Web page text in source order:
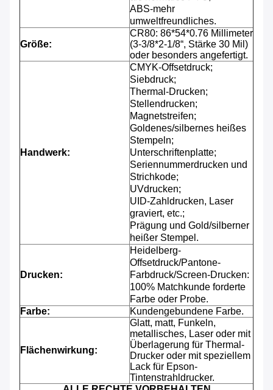
ABS-mehr
umweltfreundliches.
Größe:
CR80: 86*54*0.76 Millimeter
(3-3/8*2-1/8“, Stärke 30 Mil)
oder besonders angefertigt.
Handwerk:
CMYK-Offsetdruck;
Siebdruck;
Thermal-Drucken;
Stellendrucken;
Magnetstreifen;
Goldenes/silbernes heißes
Stempeln;
Unterschriftenplatte;
Seriennummerdrucken und
Strichkode;
UVdrucken;
UID-Zahldrucken, Laser
graviert, etc.;
Prägung und Gold/silberner
heißer Stempel.
Drucken:
Heidelberg-
Offsetdruck/Pantone-
Farbdruck/Screen-Drucken:
100% Matchkunde forderte
Farbe oder Probe.
Farbe:
Kundengebundene Farbe.
Flächenwirkung:
Glatt, matt, Funkeln,
metallisches, Laser oder mit
Überlagerung für Thermal-
Drucker oder mit speziellem
Lack für Epson-
Tintenstrahldrucker.